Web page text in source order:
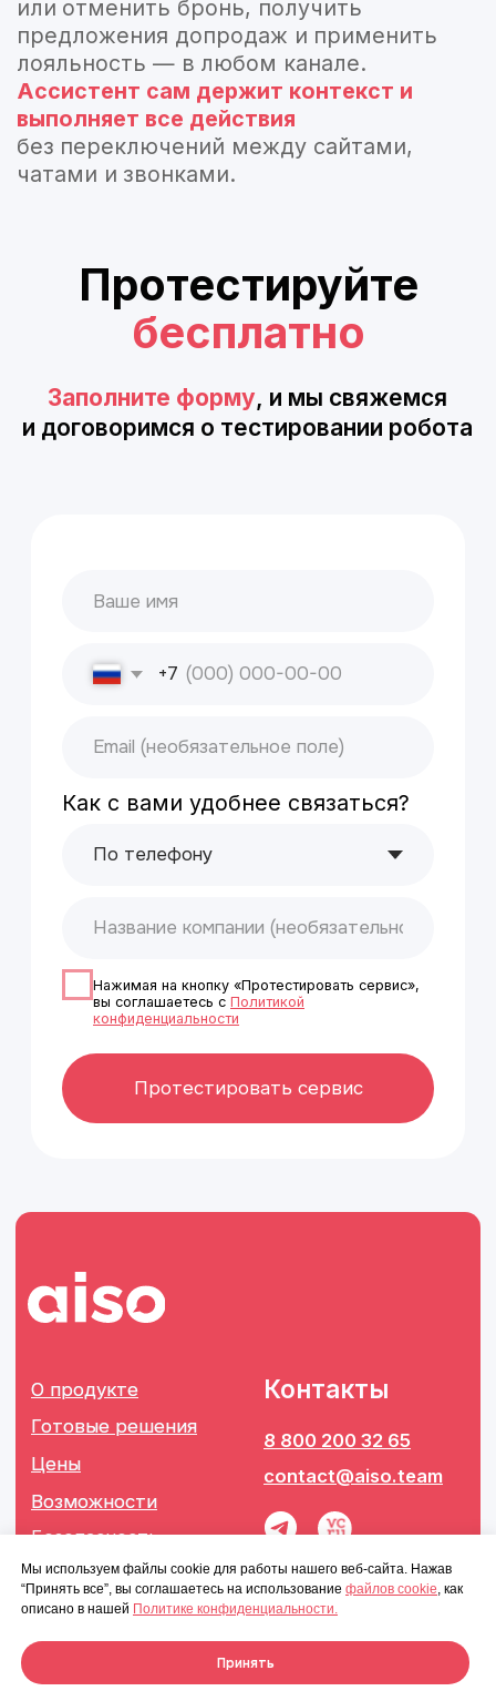
Мы используем файлы cookie для работы нашего веб-сайта. Нажав
“Принять все”, вы соглашаетесь на использование файлов cookie, как
описано в нашей Политике конфиденциальности.
Принять